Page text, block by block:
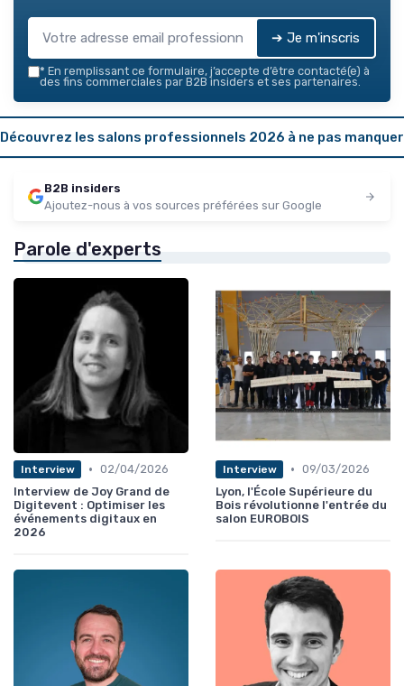
➔ Je m'inscris
* En remplissant ce formulaire, j’accepte d’être contacté(e) à
des fins commerciales par B2B insiders et ses partenaires.
Découvrez les salons professionnels 2026 à ne pas manquer
B2B insiders
Ajoutez-nous à vos sources préférées sur Google
Parole d'experts
Interview • 02/04/2026
Interview de Joy Grand de
Digitevent : Optimiser les
événements digitaux en
2026
Interview • 09/03/2026
Lyon, l'École Supérieure du
Bois révolutionne l'entrée du
salon EUROBOIS